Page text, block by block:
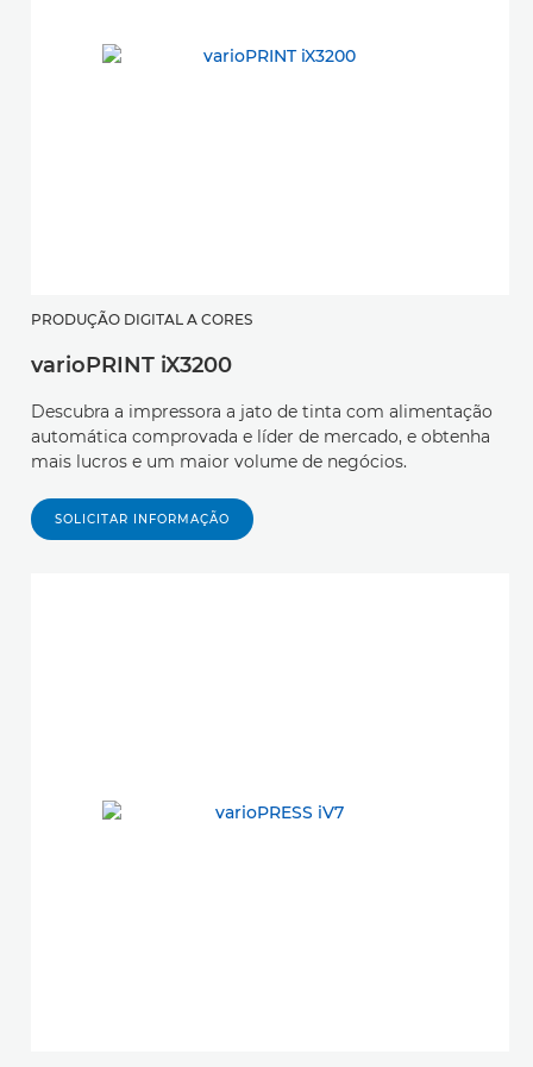
PRODUÇÃO DIGITAL A CORES
varioPRINT iX3200
Descubra a impressora a jato de tinta com alimentação
automática comprovada e líder de mercado, e obtenha
mais lucros e um maior volume de negócios.
SOLICITAR INFORMAÇÃO